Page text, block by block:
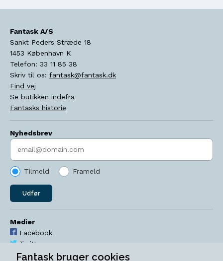
Fantask A/S
Sankt Peders Stræde 18
1453 København K
Telefon: 33 11 85 38
Skriv til os: fantask@fantask.dk
Find vej
Se butikken indefra
Fantasks historie
Nyhedsbrev
Indtast søgeord
Tilmeld Frameld
Udfør
Medier
Facebook
Twitter
YouTube
Fantask bruger cookies